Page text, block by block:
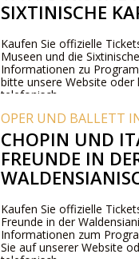
SIXTINISCHE
Kaufen Sie offizielle
Museen und die
Informationen zu
bitte unsere Website oder
telefonisch.
OPER UND BALLETT
CHOPIN UND
FREUNDE IN
Kaufen Sie offizielle
Freunde in der
Informationen zum
Sie auf unserer Website
telefonisch.